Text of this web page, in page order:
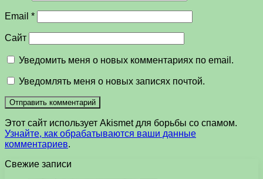
Email *
Сайт
Уведомить меня о новых комментариях по email.
Уведомлять меня о новых записях почтой.
Этот сайт использует Akismet для борьбы со спамом.
Узнайте, как обрабатываются ваши данные
комментариев.
Свежие записи